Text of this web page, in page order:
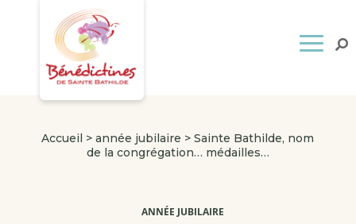
Accueil >année jubilaire >Sainte Bathilde, nom
de la congrégation… médailles…
ANNÉE JUBILAIRE